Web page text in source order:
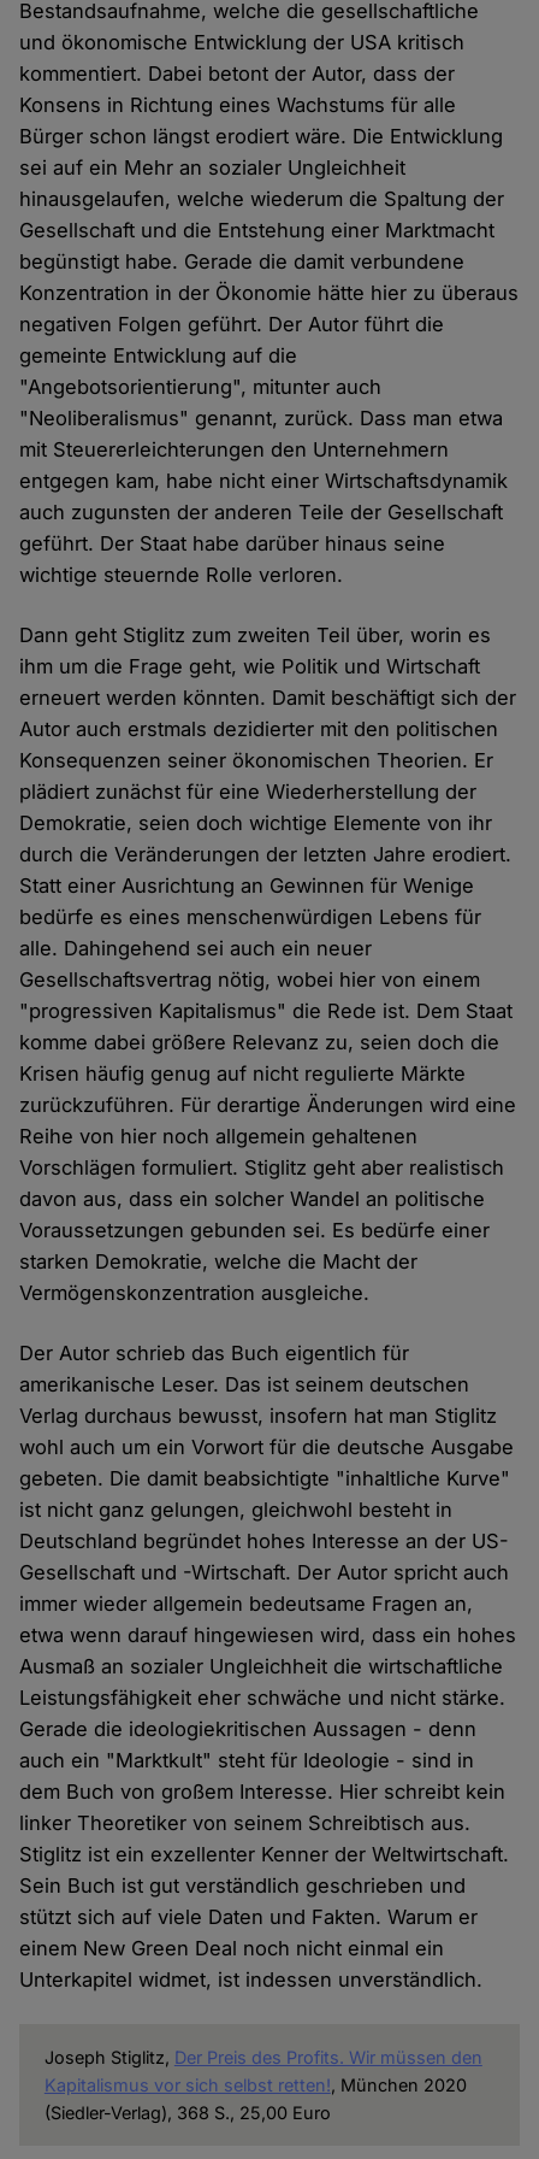
Bestandsaufnahme, welche die gesellschaftliche
und ökonomische Entwicklung der USA kritisch
kommentiert. Dabei betont der Autor, dass der
Konsens in Richtung eines Wachstums für alle
Bürger schon längst erodiert wäre. Die Entwicklung
sei auf ein Mehr an sozialer Ungleichheit
hinausgelaufen, welche wiederum die Spaltung der
Gesellschaft und die Entstehung einer Marktmacht
begünstigt habe. Gerade die damit verbundene
Konzentration in der Ökonomie hätte hier zu überaus
negativen Folgen geführt. Der Autor führt die
gemeinte Entwicklung auf die
"Angebotsorientierung", mitunter auch
"Neoliberalismus" genannt, zurück. Dass man etwa
mit Steuererleichterungen den Unternehmern
entgegen kam, habe nicht einer Wirtschaftsdynamik
auch zugunsten der anderen Teile der Gesellschaft
geführt. Der Staat habe darüber hinaus seine
wichtige steuernde Rolle verloren.
Dann geht Stiglitz zum zweiten Teil über, worin es
ihm um die Frage geht, wie Politik und Wirtschaft
erneuert werden könnten. Damit beschäftigt sich der
Autor auch erstmals dezidierter mit den politischen
Konsequenzen seiner ökonomischen Theorien. Er
plädiert zunächst für eine Wiederherstellung der
Demokratie, seien doch wichtige Elemente von ihr
durch die Veränderungen der letzten Jahre erodiert.
Statt einer Ausrichtung an Gewinnen für Wenige
bedürfe es eines menschenwürdigen Lebens für
alle. Dahingehend sei auch ein neuer
Gesellschaftsvertrag nötig, wobei hier von einem
"progressiven Kapitalismus" die Rede ist. Dem Staat
komme dabei größere Relevanz zu, seien doch die
Krisen häufig genug auf nicht regulierte Märkte
zurückzuführen. Für derartige Änderungen wird eine
Reihe von hier noch allgemein gehaltenen
Vorschlägen formuliert. Stiglitz geht aber realistisch
davon aus, dass ein solcher Wandel an politische
Voraussetzungen gebunden sei. Es bedürfe einer
starken Demokratie, welche die Macht der
Vermögenskonzentration ausgleiche.
Der Autor schrieb das Buch eigentlich für
amerikanische Leser. Das ist seinem deutschen
Verlag durchaus bewusst, insofern hat man Stiglitz
wohl auch um ein Vorwort für die deutsche Ausgabe
gebeten. Die damit beabsichtigte "inhaltliche Kurve"
ist nicht ganz gelungen, gleichwohl besteht in
Deutschland begründet hohes Interesse an der US-
Gesellschaft und -Wirtschaft. Der Autor spricht auch
immer wieder allgemein bedeutsame Fragen an,
etwa wenn darauf hingewiesen wird, dass ein hohes
Ausmaß an sozialer Ungleichheit die wirtschaftliche
Leistungsfähigkeit eher schwäche und nicht stärke.
Gerade die ideologiekritischen Aussagen - denn
auch ein "Marktkult" steht für Ideologie - sind in
dem Buch von großem Interesse. Hier schreibt kein
linker Theoretiker von seinem Schreibtisch aus.
Stiglitz ist ein exzellenter Kenner der Weltwirtschaft.
Sein Buch ist gut verständlich geschrieben und
stützt sich auf viele Daten und Fakten. Warum er
einem New Green Deal noch nicht einmal ein
Unterkapitel widmet, ist indessen unverständlich.
Joseph Stiglitz, Der Preis des Profits. Wir müssen den
Kapitalismus vor sich selbst retten!, München 2020
(Siedler-Verlag), 368 S., 25,00 Euro